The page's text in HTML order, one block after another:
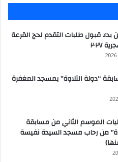
بدء قبول طلبات التقدم لحج القرعة
“دولة التلاوة” بمسجد المغفرة
الموسم الثاني من مسابقة
من رحاب مسجد السيدة نفيسة